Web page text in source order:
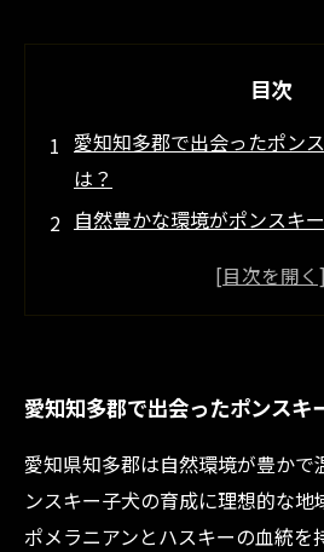
目次
愛知知多郡で出会ったポン
は？
自然豊かな環境がポンスキ
ポンスキー子犬の健康管理
愛知知多郡で育てるポンス
しみ方
ポメラニアン×ハスキー＝
徴を徹底解説
愛知知多郡で出会ったポンスキ
愛知県知多郡は自然環境が豊かで
ンスキー子犬の育成に理想的な地
ポメラニアンとハスキーの血統を